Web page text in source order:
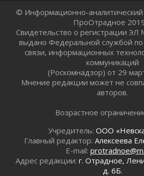
Легкоатлеты Ленинградской
пятерку сильнейших на
29 июля 2026
Сотрудница почты в
инсценировала пожар после
полумиллиона рублей
29 июля 2026
С помощью камер в
штрафов на 17 миллионов
Региональная сеть
Ленобласти пополнится еще
2027 году
© Информационно-
ПроОтрадное
Свидетельство о регистрации
выдано Федеральной службой
связи, информационных
коммуникаций
(Роскомнадзор) от 29
Мнение редакции может не
авторов.
Возрастное
Учредитель: ООО
Главный редактор: Алексеева
E-mail:
Адрес редакции: г. Отрадное,
д. 6Б.